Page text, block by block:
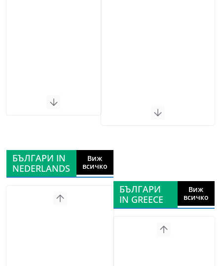
БЪЛГАРИ IN
NEDERLANDS
Виж
всичко
БЪЛГАРИ
IN GREECE
Виж
всичко